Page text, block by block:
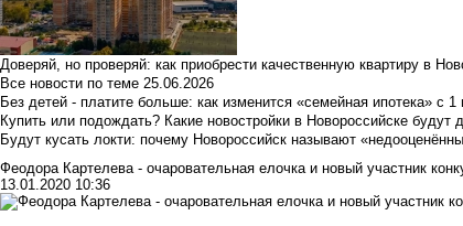
Доверяй, но проверяй: как приобрести качественную квартиру в
Все новости по теме 25.06.2026
Без детей - платите больше: как изменится «семейная ипотека» с
Купить или подождать? Какие новостройки в Новороссийске будут
Будут кусать локти: почему Новороссийск называют
Феодора Картелева - очаровательная елочка и новый участник
13.01.2020 10:36